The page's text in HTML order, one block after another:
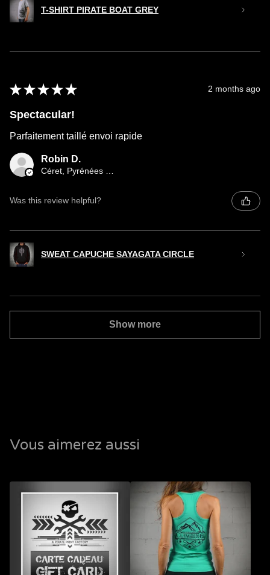
T-SHIRT PIRATE BOAT GREY
★ ★ ★ ★ ★ 2 months ago
Spectacular!
Parfaitement taillé envoi rapide
Robin D.
Was this review helpful?
SWEAT CAPUCHE SAYAGATA CIRCLE
Show more
Vous aimerez aussi